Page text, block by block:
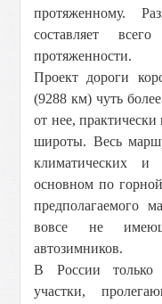
протяженному.
составляет всего
протяженности.
Проект дороги
(9288 км) чуть
от нее, практически
широты. Весь
климатических и
основном по
предполагаемого
вовсе не
автозимников.
В России только
участки,